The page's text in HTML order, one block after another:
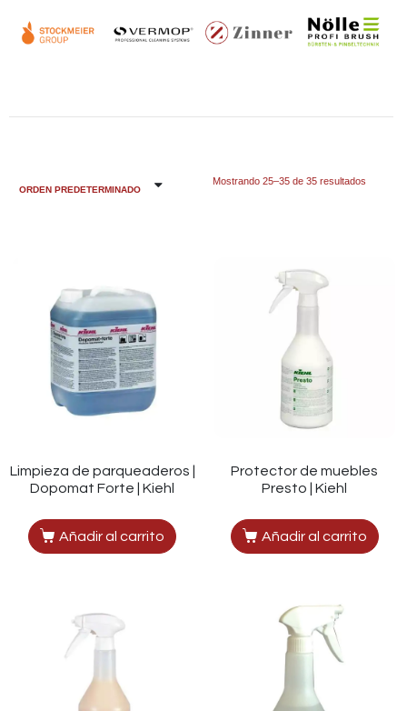
Mostrando 25–35 de 35 resultados
Limpieza de parqueaderos |
Dopomat Forte | Kiehl
Añadir al carrito
Protector de muebles
Presto | Kiehl
Añadir al carrito